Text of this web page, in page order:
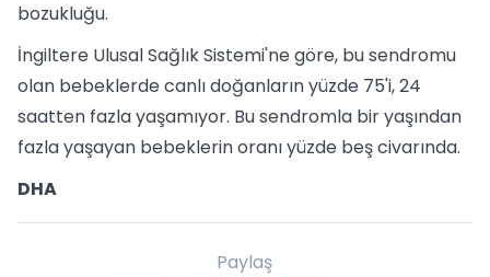
bozukluğu.
İngiltere Ulusal Sağlık Sistemi'ne göre, bu sendromu
olan bebeklerde canlı doğanların yüzde 75'i, 24
saatten fazla yaşamıyor. Bu sendromla bir yaşından
fazla yaşayan bebeklerin oranı yüzde beş civarında.
DHA
Paylaş